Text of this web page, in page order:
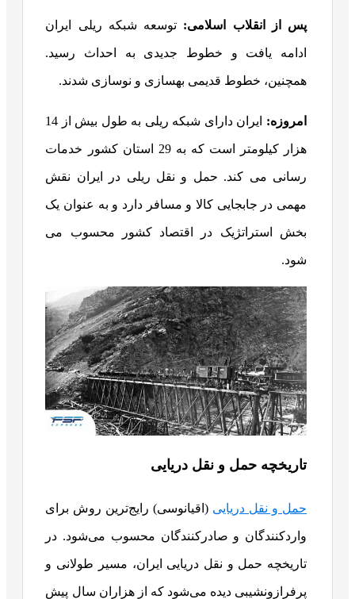
پس از انقلاب اسلامی: توسعه شبکه ریلی ایران
ادامه یافت و خطوط جدیدی به احداث رسید.
همچنین، خطوط قدیمی بهسازی و نوسازی شدند.
امروزه: ایران دارای شبکه ریلی به طول بیش از 14
هزار کیلومتر است که به 29 استان کشور خدمات
رسانی می کند. حمل و نقل ریلی در ایران نقش
مهمی در جابجایی کالا و مسافر دارد و به عنوان یک
بخش استراتژیک در اقتصاد کشور محسوب می
شود.
تاریخچه حمل و نقل دریایی
حمل و نقل دریایی (اقیانوسی) رایج‌ترین روش برای
واردکنندگان و صادرکنندگان محسوب می‌شود. در
تاریخچه حمل‌ و نقل دریایی ایران، مسیر طولانی و
پرفرازونشیبی دیده می‌شود که از هزاران سال پیش